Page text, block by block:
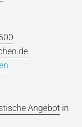
Angebot in